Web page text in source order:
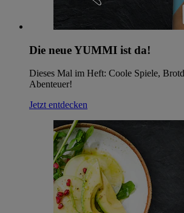
Die neue YUMMI ist da!
Dieses Mal im Heft: Coole Spiele,
Abenteuer!
Jetzt entdecken